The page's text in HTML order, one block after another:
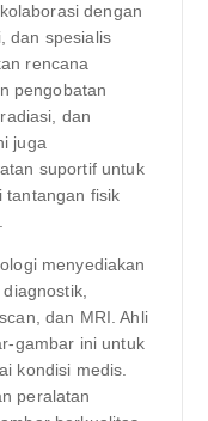
dengan
dan spesialis
rencana
pengobatan
dan
juga
suportif untuk
tantangan fisik
menyediakan
dan MRI. Ahli
gambar ini untuk
kondisi medis.
peralatan